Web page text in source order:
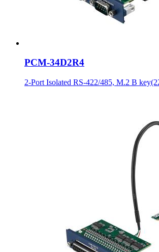
PCM-34D2R4
2-Port Isolated RS-422/485, M.2 B